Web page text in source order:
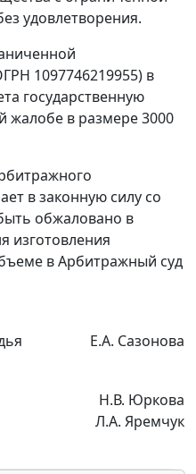
удовлетворения.
1097746219955) в
государственную
жалобе в размере 3000
в законную силу со
обжаловано в
изготовления
в Арбитражный суд
Е.А. Сазонова
Н.В. Юркова
Л.А. Яремчук